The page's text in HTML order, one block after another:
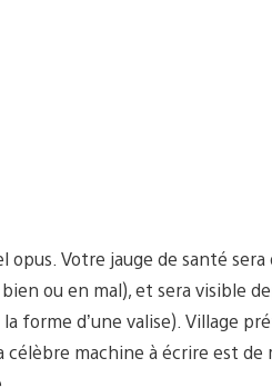
Votre jauge de santé sera
ou en mal), et sera visible
forme d’une valise). Village
machine à écrire est de